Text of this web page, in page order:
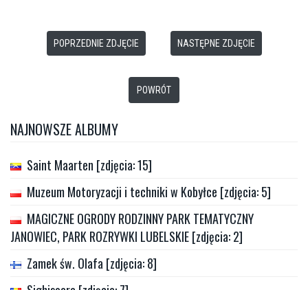
POPRZEDNIE ZDJĘCIE NASTĘPNE ZDJĘCIE
POWRÓT
NAJNOWSZE ALBUMY
Saint Maarten [zdjęcia: 15]
Muzeum Motoryzacji i techniki w Kobyłce [zdjęcia: 5]
MAGICZNE OGRODY RODZINNY PARK TEMATYCZNY
JANOWIEC, PARK ROZRYWKI LUBELSKIE [zdjęcia: 2]
Zamek św. Olafa [zdjęcia: 8]